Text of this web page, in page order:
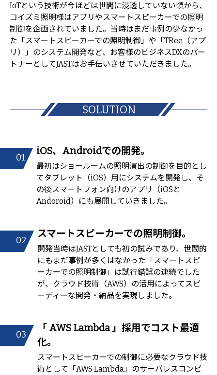
IoTという技術が今ほどは世間に浸透していない頃から、
コイズミ照明様はアプリやスマートスピーカーでの照明
制御を企画されていました。当時はまだ事例の少なかっ
た「スマートスピーカーでの照明制御」や「TRee（アプ
リ）」のシステム開発など、お客様のビジネスDXのパー
トナーとしてJASTはお手伝いさせていただきました。
SOLUTION
01
iOS、Androidでの開発。
最初はショールームの照明演出の制御を目的とし
てタブレット（iOS）用にシステムを開発し、そ
の後スマートフォン向けのアプリ（iOSと
Andoroid）にも展開していきました。
02
スマートスピーカーでの照明制御。
開発当時はJASTとしても初の試みであり、世間的
にもまだ事例が多くはなかった「スマートスピ
ーカーでの照明制御」は試行錯誤の連続でした
が、クラウド技術（AWS）の活用によってスピ
ーディーな開発・納品を実現しました。
03
「 AWS Lambda 」採用でコスト最適
化。
スマートスピーカーでの制御に必要なクラウド技
術として「AWS Lambda」のサーバレスコンピ